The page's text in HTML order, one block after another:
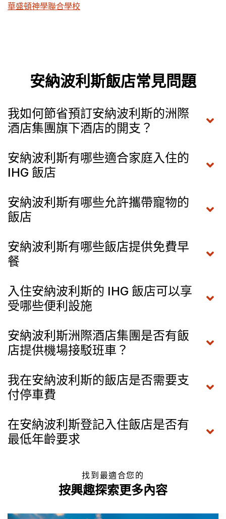
華盛頓神學聯合學校
安納波利斯飯店常見問題
我如何節省預訂安納波利斯的洲際
酒店集團旗下酒店的開支？
安納波利斯有哪些適合家庭入住的
IHG 飯店
安納波利斯有哪些允許攜帶寵物的
飯店
安納波利斯有哪些飯店提供免費早
餐
入住安納波利斯的 IHG 飯店可以享
受哪些便利設施
安納波利斯洲際酒店集團是否有飯
店提供機場接駁班車？
我在安納波利斯的飯店是否需要支
付停車費
在安納波利斯登記入住飯店是否有
最低年齡要求
找到最適合您的
按興趣探索更多內容